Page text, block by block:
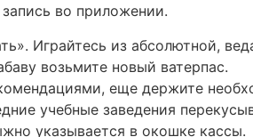
во приложении.
Играйтесь из абсолютной,
возьмите новый ватерпас.
еще держите
учебные заведения
указывается в окошке кассы.